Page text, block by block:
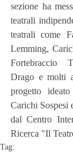
sezione ha
teatrali
teatrali come
Lemming,
Fortebraccio
Drago e molti
progetto
Carichi Sospesi
dal Centro
Ricerca "Il
Tag: